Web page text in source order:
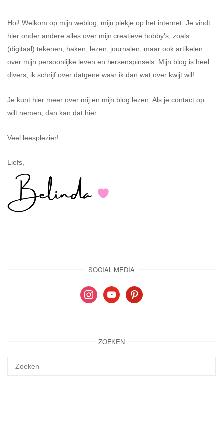
Hoi! Welkom op mijn weblog, mijn plekje op het internet. Je vindt
hier onder andere alles over mijn creatieve hobby's, zoals
(digitaal) tekenen, haken, lezen, journalen, maar ook artikelen
over mijn persoonlijke leven en hersenspinsels. Mijn blog is heel
divers, ik schrijf over datgene waar ik dan wat over kwijt wil!
Je kunt hier meer over mij en mijn blog lezen. Als je contact op
wilt nemen, dan kan dat hier.
Veel leesplezier!
Liefs,
SOCIAL MEDIA
instagramyoutubepinterest
ZOEKEN